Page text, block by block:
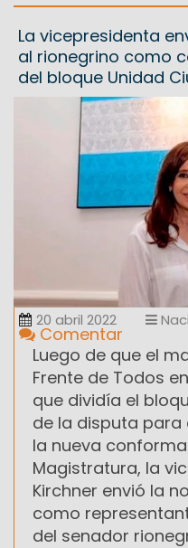
La vicepresidenta
al rionegrino como
del bloque Unidad
20 abril 2022
Comentar
Luego de que el
Frente de Todos
que dividía el
de la disputa para
la nueva
Magistratura, la
Kirchner envió la
como
del senador